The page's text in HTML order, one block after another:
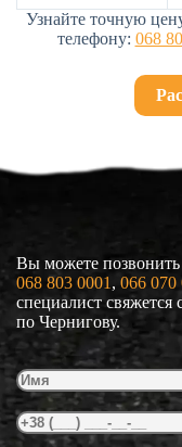
Узнайте точную
телефону: 068
Вы можете
068 803 0001 , 066 070
специалист свяжется
по Чернигову.